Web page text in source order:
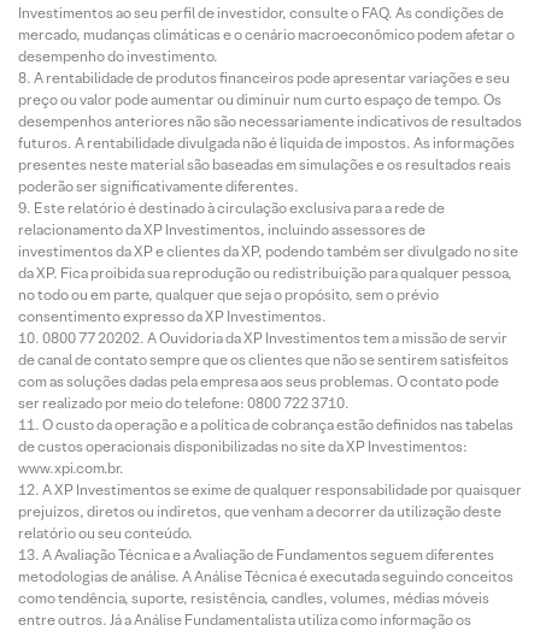
Investimentos ao seu perfil de investidor, consulte o FAQ. As condições de
mercado, mudanças climáticas e o cenário macroeconômico podem afetar o
desempenho do investimento.
A rentabilidade de produtos financeiros pode apresentar variações e seu
preço ou valor pode aumentar ou diminuir num curto espaço de tempo. Os
desempenhos anteriores não são necessariamente indicativos de resultados
futuros. A rentabilidade divulgada não é líquida de impostos. As informações
presentes neste material são baseadas em simulações e os resultados reais
poderão ser significativamente diferentes.
Este relatório é destinado à circulação exclusiva para a rede de
relacionamento da XP Investimentos, incluindo assessores de
investimentos da XP e clientes da XP, podendo também ser divulgado no site
da XP. Fica proibida sua reprodução ou redistribuição para qualquer pessoa,
no todo ou em parte, qualquer que seja o propósito, sem o prévio
consentimento expresso da XP Investimentos.
0800 77 20202. A Ouvidoria da XP Investimentos tem a missão de servir
de canal de contato sempre que os clientes que não se sentirem satisfeitos
com as soluções dadas pela empresa aos seus problemas. O contato pode
ser realizado por meio do telefone: 0800 722 3710.
O custo da operação e a política de cobrança estão definidos nas tabelas
de custos operacionais disponibilizadas no site da XP Investimentos:
www.xpi.com.br.
A XP Investimentos se exime de qualquer responsabilidade por quaisquer
prejuízos, diretos ou indiretos, que venham a decorrer da utilização deste
relatório ou seu conteúdo.
A Avaliação Técnica e a Avaliação de Fundamentos seguem diferentes
metodologias de análise. A Análise Técnica é executada seguindo conceitos
como tendência, suporte, resistência, candles, volumes, médias móveis
entre outros. Já a Análise Fundamentalista utiliza como informação os